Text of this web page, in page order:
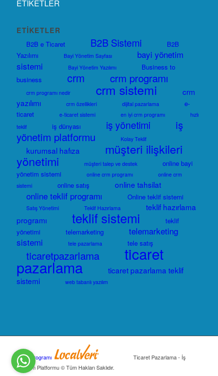
ETİKETLER
ETIKETLER
B2B e Ticaret B2B Sistemi
B2B
Yazılımı
Bayi Yönetim Sayfası
bayi yönetim
sistemi
Bayi Yönetim Yazılımı
Business to
business
crm crm programı
crm programı nedir crm sistemi
crm
yazılımı
crm özellikleri dijital pazarlama
e-
ticaret
e-ticaret sistemi en iyi crm programı
hızlı
teklif
iş dünyası iş yönetimi
iş
yönetim platformu
Kolay Teklif
kurumsal hafıza müşteri ilişkileri
yönetimi müşteri talep ve destek
online bayi
yönetim sistemi
online crm programı
online crm
sistemi
online satış online tahsilat
online teklif programı Online teklif sistemi
Satış Yönetimi Teklif Hazırlama
teklif hazırlama
programı
teklif sistemi
teklif
yönetimi
telemarketing
telemarketing
sistemi
tele pazarlama tele satış
ticaretpazarlama ticaret
pazarlama
ticaret pazarlama teklif
sistemi
web tabanlı yazılım
CRM Programı
Ticaret Pazarlama - İş
Yönetim Platformu © Tüm Hakları Saklıdır.